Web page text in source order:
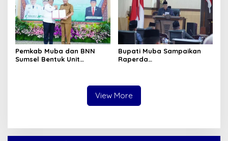
Pemkab Muba dan BNN
Sumsel Bentuk Unit
Bupati Muba Sampaikan
Raperda
View More